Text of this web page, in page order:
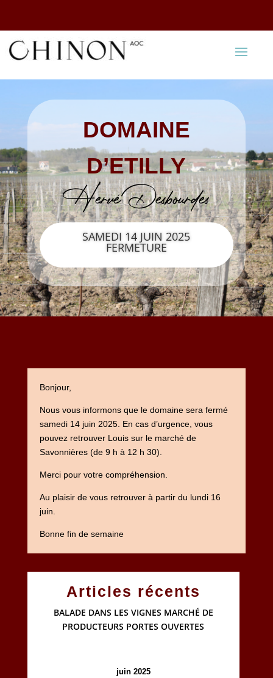
DOMAINE
D’ETILLY
Hervé Desbourdes
SAMEDI 14 JUIN 2025
FERMETURE
Bonjour,
Nous vous informons que le domaine sera fermé
samedi 14 juin 2025. En cas d’urgence, vous
pouvez retrouver Louis sur le marché de
Savonnières (de 9 h à 12 h 30).
Merci pour votre compréhension.
Au plaisir de vous retrouver à partir du lundi 16
juin.
Bonne fin de semaine
Articles récents
BALADE DANS LES VIGNES MARCHÉ DE
PRODUCTEURS PORTES OUVERTES
juin 2025